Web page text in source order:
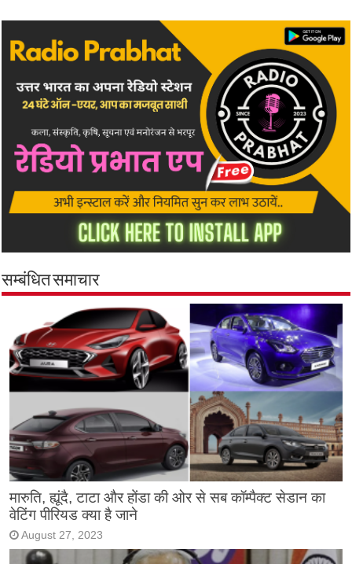
सम्बंधित समाचार
मारुति, ह्यूंदै, टाटा और होंडा की ओर से सब कॉम्पैक्ट सेडान का
वेटिंग पीरियड क्या है जाने
August 27, 2023